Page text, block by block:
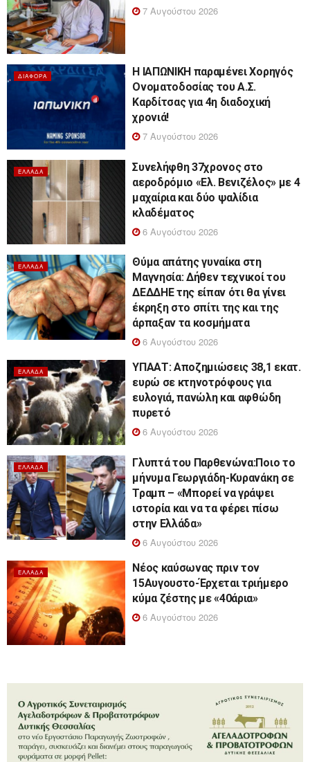
7 Αυγούστου 2026
ΔΙΆΦΟΡΑ
Η ΙΑΠΩΝΙΚΗ παραμένει Χορηγός
Ονοματοδοσίας του Α.Σ.
Καρδίτσας για 4η διαδοχική
χρονιά!
7 Αυγούστου 2026
ΕΛΛΆΔΑ
Συνελήφθη 37χρονος στο
αεροδρόμιο «Ελ. Βενιζέλος» με 4
μαχαίρια και δύο ψαλίδια
κλαδέματος
6 Αυγούστου 2026
ΕΛΛΆΔΑ
Θύμα απάτης γυναίκα στη
Μαγνησία: Δήθεν τεχνικοί του
ΔΕΔΔΗΕ της είπαν ότι θα γίνει
έκρηξη στο σπίτι της και της
άρπαξαν τα κοσμήματα
6 Αυγούστου 2026
ΕΛΛΆΔΑ
ΥΠΑΑΤ: Αποζημιώσεις 38,1 εκατ.
ευρώ σε κτηνοτρόφους για
ευλογιά, πανώλη και αφθώδη
πυρετό
6 Αυγούστου 2026
ΕΛΛΆΔΑ
Γλυπτά του Παρθενώνα:Ποιο το
μήνυμα Γεωργιάδη-Κυρανάκη σε
Τραμπ – «Μπορεί να γράψει
ιστορία και να τα φέρει πίσω
στην Ελλάδα»
6 Αυγούστου 2026
ΕΛΛΆΔΑ
Νέος καύσωνας πριν τον
15Αυγουστο-Έρχεται τριήμερο
κύμα ζέστης με «40άρια»
6 Αυγούστου 2026